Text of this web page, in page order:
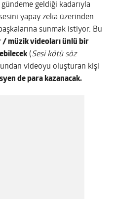
geldiği kadarıyla
yapay zeka üzerinden
sunmak istiyor. Bu
müzik videoları ünlü bir
(Sesi kötü söz
videoyu oluşturan kişi
de para kazanacak.